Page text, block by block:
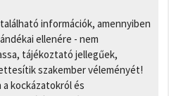
információk, amennyiben
ellenére - nem
tájékoztató jellegűek,
szakember véleményét!
kockázatokról és